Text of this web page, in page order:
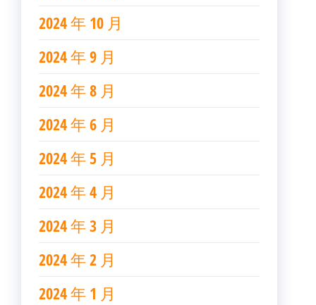
2024 年 10 月
2024 年 9 月
2024 年 8 月
2024 年 6 月
2024 年 5 月
2024 年 4 月
2024 年 3 月
2024 年 2 月
2024 年 1 月